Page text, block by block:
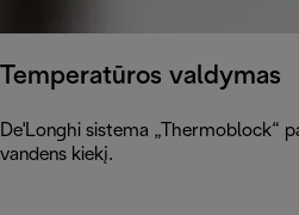
Temperatūros valdymas
De'Longhi sistema „Thermoblock“
vandens kiekį.